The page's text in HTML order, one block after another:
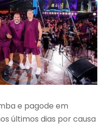
e pagode em
últimos dias por causa